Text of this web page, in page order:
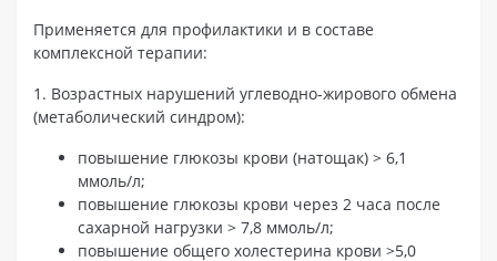
Применяется для профилактики и в составе
комплексной терапии:
1. Возрастных нарушений углеводно-жирового обмена
(метаболический синдром):
повышение глюкозы крови (натощак) > 6,1
ммоль/л;
повышение глюкозы крови через 2 часа после
сахарной нагрузки > 7,8 ммоль/л;
повышение общего холестерина крови >5,0